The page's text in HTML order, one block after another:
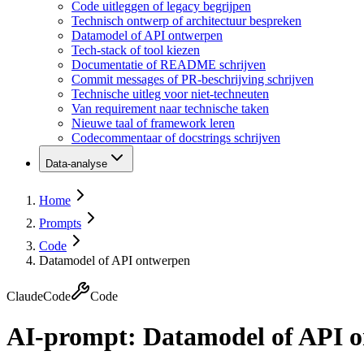
Code uitleggen of legacy begrijpen
Technisch ontwerp of architectuur bespreken
Datamodel of API ontwerpen
Tech-stack of tool kiezen
Documentatie of README schrijven
Commit messages of PR-beschrijving schrijven
Technische uitleg voor niet-techneuten
Van requirement naar technische taken
Nieuwe taal of framework leren
Codecommentaar of docstrings schrijven
Data-analyse
Home
Prompts
Code
Datamodel of API ontwerpen
ClaudeCode Code
AI-prompt: Datamodel of API